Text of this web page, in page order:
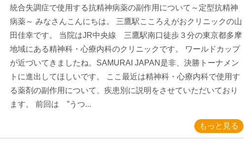
統合失調症で使用する抗精神病薬の副作用について～定型抗精神
病薬～ みなさんこんにちは。 三鷹駅こころえがおクリニックの山
田佳幸です。 当院はJR中央線 三鷹駅南口徒歩３分の東京都多摩
地域にある精神科・心療内科のクリニックです。 ワールドカップ
が近づいてきましたね。SAMURAI JAPAN是非、決勝トーナメン
トに進出してほしいです。 ここ最近は精神科・心療内科で使用す
る薬剤の副作用について、疾患別に説明をさせていただいており
ます。 前回は ”うつ...
もっと見る